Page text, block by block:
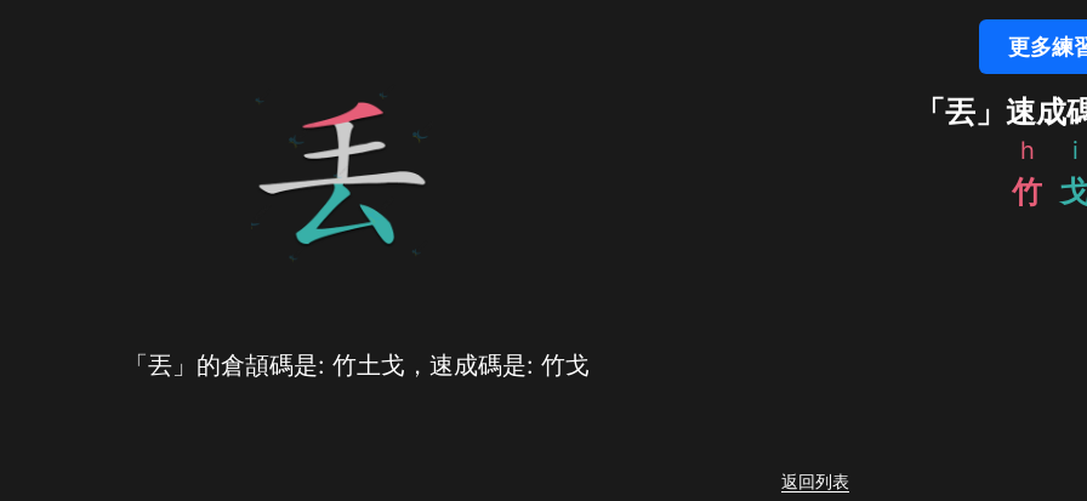
更多練
「丟」速成
h
竹
i
「丟」的倉頡碼是: 竹土戈，速成碼是: 竹戈
返回列表